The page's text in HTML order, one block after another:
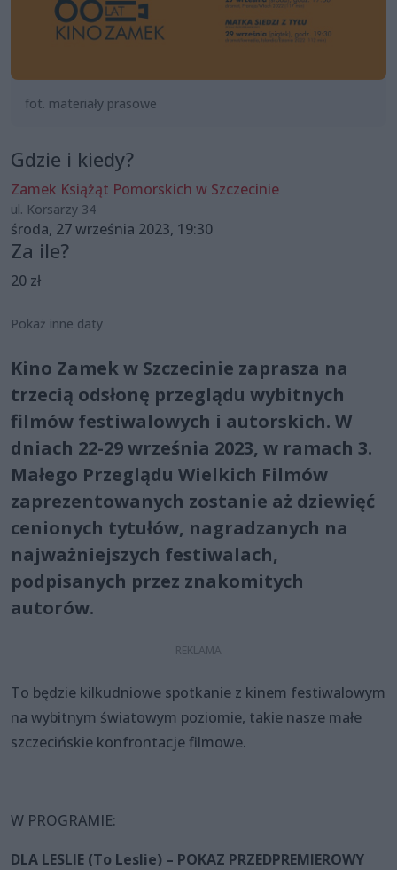
fot. materiały prasowe
Gdzie i kiedy?
Zamek Książąt Pomorskich w Szczecinie
ul. Korsarzy 34
środa, 27 września 2023, 19:30
Za ile?
20 zł
Pokaż inne daty
Kino Zamek w Szczecinie zaprasza na
trzecią odsłonę przeglądu wybitnych
filmów festiwalowych i autorskich. W
dniach 22-29 września 2023, w ramach 3.
Małego Przeglądu Wielkich Filmów
zaprezentowanych zostanie aż dziewięć
cenionych tytułów, nagradzanych na
najważniejszych festiwalach,
podpisanych przez znakomitych
autorów.
To będzie kilkudniowe spotkanie z kinem festiwalowym
na wybitnym światowym poziomie, takie nasze małe
szczecińskie konfrontacje filmowe.
W PROGRAMIE:
DLA LESLIE (To Leslie) – POKAZ PRZEDPREMIEROWY